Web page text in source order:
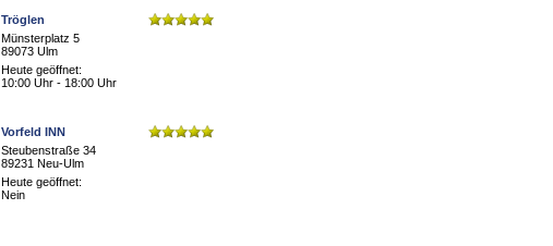
Tröglen
Münsterplatz 5
89073 Ulm
Heute geöffnet:
10:00 Uhr - 18:00 Uhr
Vorfeld INN
Steubenstraße 34
89231 Neu-Ulm
Heute geöffnet:
Nein